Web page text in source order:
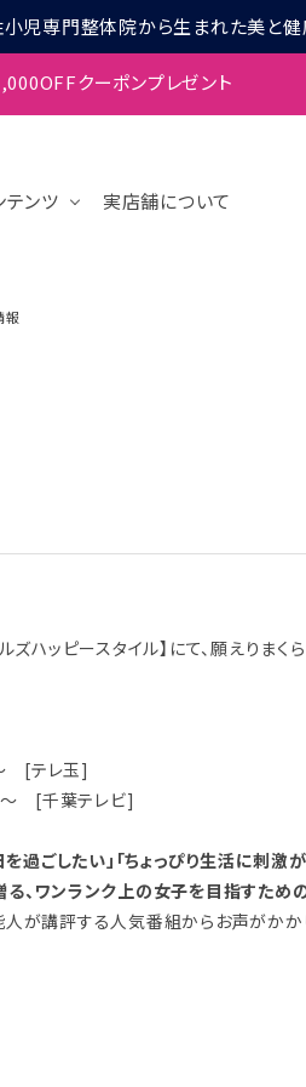
児専門整体院から生まれた美と健
クーポンプレゼント
テンツ 実店舗について
報
ハッピースタイル】にて、願えりまく
[テレ玉]
[千葉テレビ]
過ごしたい」「ちょっぴり生活に刺激
、ワンランク上の女子を目指すた
が講評する人気番組からお声がかか